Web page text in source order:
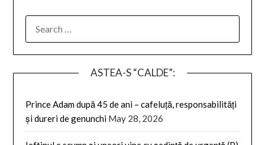
FOR:
ASTEA-S “CALDE”:
Prince Adam după 45 de ani – cafeluță, responsabilități
și dureri de genunchi May 28, 2026